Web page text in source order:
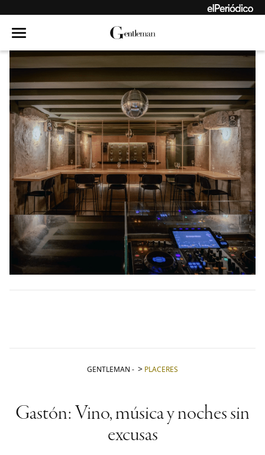
GENTLEMAN - PLACERES
Gastón: Vino, música y noches sin
excusas